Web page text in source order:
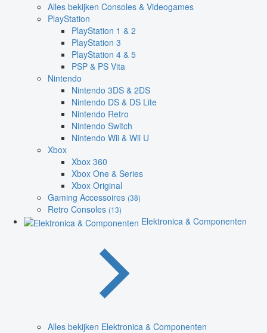
Alles bekijken Consoles & Videogames
PlayStation
PlayStation 1 & 2
PlayStation 3
PlayStation 4 & 5
PSP & PS Vita
Nintendo
Nintendo 3DS & 2DS
Nintendo DS & DS Lite
Nintendo Retro
Nintendo Switch
Nintendo Wii & Wii U
Xbox
Xbox 360
Xbox One & Series
Xbox Original
Gaming Accessoires (38)
Retro Consoles (13)
Elektronica & Componenten
Alles bekijken Elektronica & Componenten